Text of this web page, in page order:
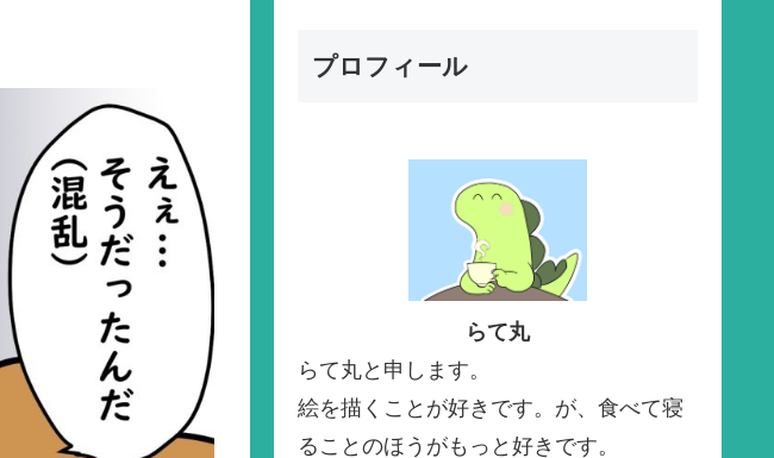
プロフィール
らて丸
らて丸と申します。
絵を描くことが好きです。が、食べて寝
ることのほうがもっと好きです。